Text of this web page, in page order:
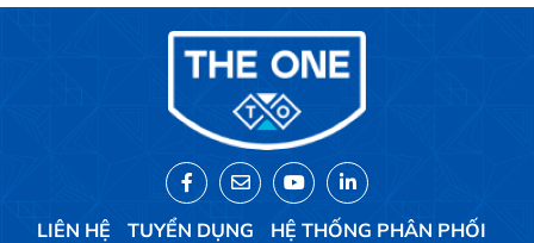
LIÊN HỆ TUYỂN DỤNG HỆ THỐNG PHÂN PHỐI